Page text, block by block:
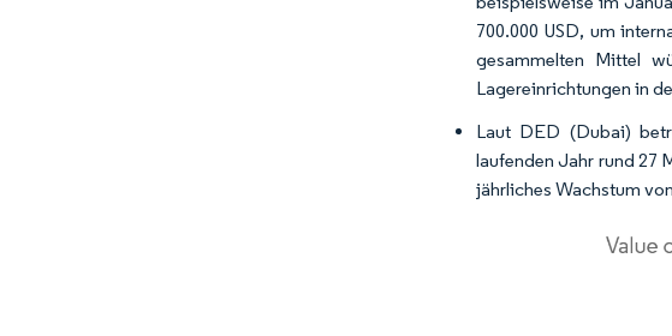
700.000 USD, um
gesammelten Mittel
Lagereinrichtungen in
Laut DED (Dubai)
laufenden Jahr rund 27
jährliches Wachstum